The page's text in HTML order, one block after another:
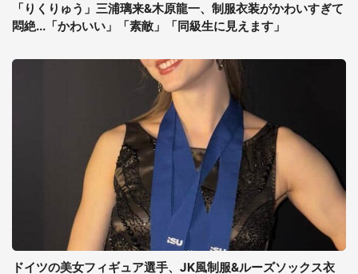
「りくりゅう」三浦璃来&木原龍一、制服衣装がかわいすぎて
悶絶...「かわいい」「素敵」「同級生に見えます」
ドイツの美女フィギュア選手、JK風制服&ルーズソックス衣